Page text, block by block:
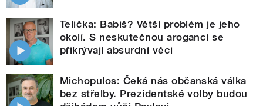
Telička: Babiš? Větší problém je jeho
okolí. S neskutečnou arogancí se
přikrývají absurdní věci
Michopulos: Čeká nás občanská válka
bez střelby. Prezidentské volby budou